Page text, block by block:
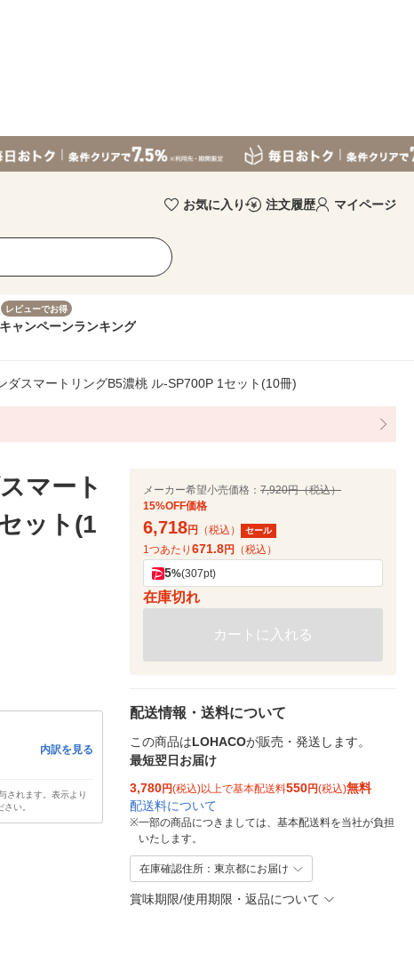
お気に入り 注文履歴 マイページ
レビューでお得
キャンペーンランキング
ダスマートリングB5濃桃 ル-SP700P 1セット(10冊)
マート
ット(1
内訳を見る
されます。表示より
い。
メーカー希望小売価格： 7,920円（税込）
15%OFF価格
6,718円 （税込） セール
1つあたり 671.8円 （税込）
5%(307pt)
在庫切れ
カートに入れる
配送情報・送料について
この商品はLOHACOが販売・発送します。
最短翌日お届け
3,780円(税込)以上で基本配送料550円(税込)無料
配送料について
※一部の商品につきましては、基本配送料を当社が負担
いたします。
在庫確認住所：東京都にお届け
賞味期限/使用期限・返品について